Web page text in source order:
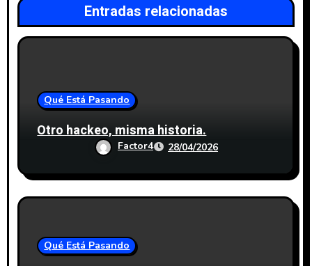
Entradas relacionadas
Qué Está Pasando
Otro hackeo, misma historia.
Factor4 28/04/2026
Qué Está Pasando